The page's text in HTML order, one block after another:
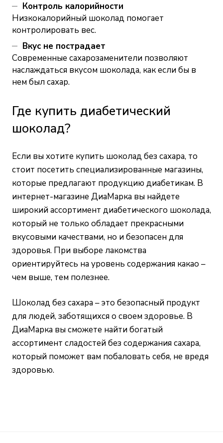
Контроль калорийности
Низкокалорийный шоколад помогает
контролировать вес.
Вкус не пострадает
Современные сахарозаменители позволяют
наслаждаться вкусом шоколада, как если бы в
нем был сахар.
Где купить диабетический
шоколад?
Если вы хотите купить шоколад без сахара, то
стоит посетить специализированные магазины,
которые предлагают продукцию диабетикам. В
интернет-магазине ДиаМарка вы найдете
широкий ассортимент диабетического шоколада,
который не только обладает прекрасными
вкусовыми качествами, но и безопасен для
здоровья. При выборе лакомства
ориентируйтесь на уровень содержания какао –
чем выше, тем полезнее.
Шоколад без сахара – это безопасный продукт
для людей, заботящихся о своем здоровье. В
ДиаМарка вы сможете найти богатый
ассортимент сладостей без содержания сахара,
который поможет вам побаловать себя, не вредя
здоровью.